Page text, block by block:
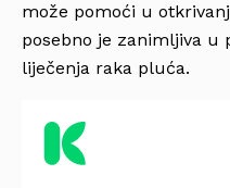
može pomoći u
posebno je zanimljiva u
liječenja raka pluća.